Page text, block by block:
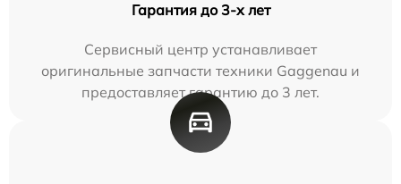
Гарантия до 3-х лет
Сервисный центр устанавливает
оригинальные запчасти техники Gaggenau и
предоставляет гарантию до 3 лет.